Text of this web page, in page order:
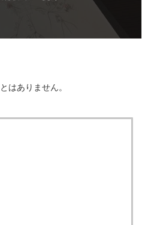
はありません。